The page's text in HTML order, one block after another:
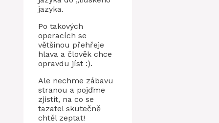
jazyka.
Po takových
operacích se
většinou přehřeje
hlava a člověk chce
opravdu jíst :).
Ale nechme zábavu
stranou a pojďme
zjistit, na co se
tazatel skutečně
chtěl zeptat!